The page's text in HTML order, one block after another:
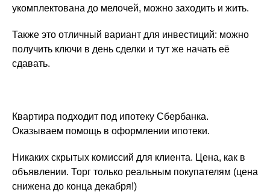
укомплектована до мелочей, можно заходить и жить.
Также это отличный вариант для инвестиций: можно
получить ключи в день сделки и тут же начать её
сдавать.
Квартира подходит под ипотеку Сбербанка.
Оказываем помощь в оформлении ипотеки.
Никаких скрытых комиссий для клиента. Цена, как в
объявлении. Торг только реальным покупателям (цена
снижена до конца декабря!)